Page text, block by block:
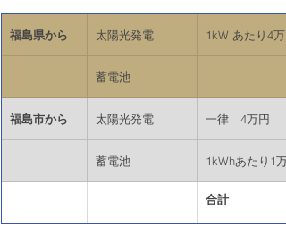
​福島県から ​太陽光発電 ​1kW あたり4万
​蓄電池
福島市から 太陽光発電 ​一律　4万円
蓄電池 ​1kWhあたり1
合計